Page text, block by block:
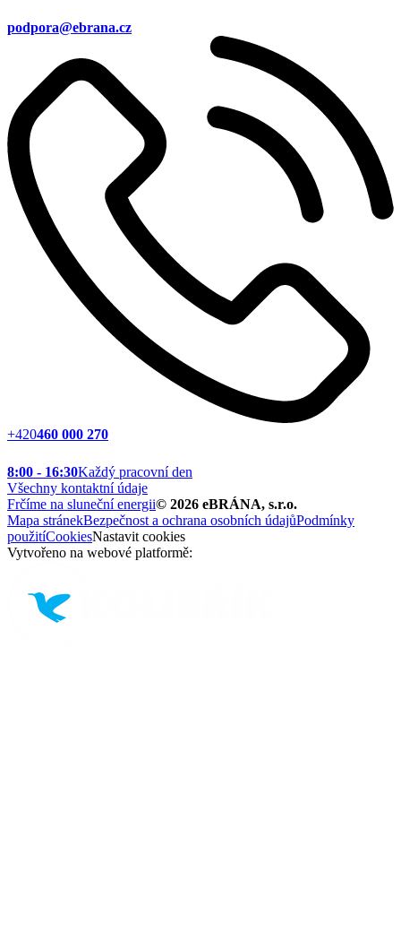
podpora@ebrana.cz
+420460 000 270
8:00 - 16:30Každý pracovní den
Všechny kontaktní údaje
Frčíme na sluneční energii© 2026 eBRÁNA, s.r.o.
Mapa stránekBezpečnost a ochrana osobních údajůPodmínky
použitíCookiesNastavit cookies
Vytvořeno na webové platformě: